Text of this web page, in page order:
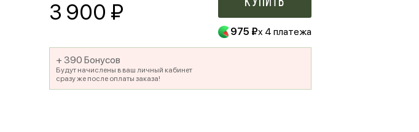
3 900 ₽
975 ₽x 4 платежа
+ 390 Бонусов
Будут начислены в ваш личный кабинет
сразу же после оплаты заказа!